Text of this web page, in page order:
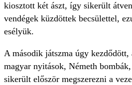
kiosztott két ászt, így sikerült
vendégek küzdöttek becsülettel,
esélyük.
A második játszma úgy
magyar nyitások, Németh
sikerült először megszerezni a